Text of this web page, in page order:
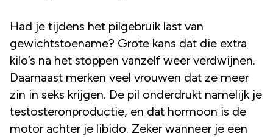
Had je tijdens het pilgebruik last van
gewichtstoename? Grote kans dat die extra
kilo’s na het stoppen vanzelf weer verdwijnen.
Daarnaast merken veel vrouwen dat ze meer
zin in seks krijgen. De pil onderdrukt namelijk je
testosteronproductie, en dat hormoon is de
motor achter je libido. Zeker wanneer je een